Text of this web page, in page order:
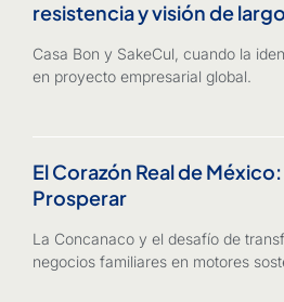
resistencia y visión de
Casa Bon y SakeCul, cuando la
en proyecto empresarial global.
El Corazón Real de
Prosperar
La Concanaco y el desafío de
negocios familiares en motores